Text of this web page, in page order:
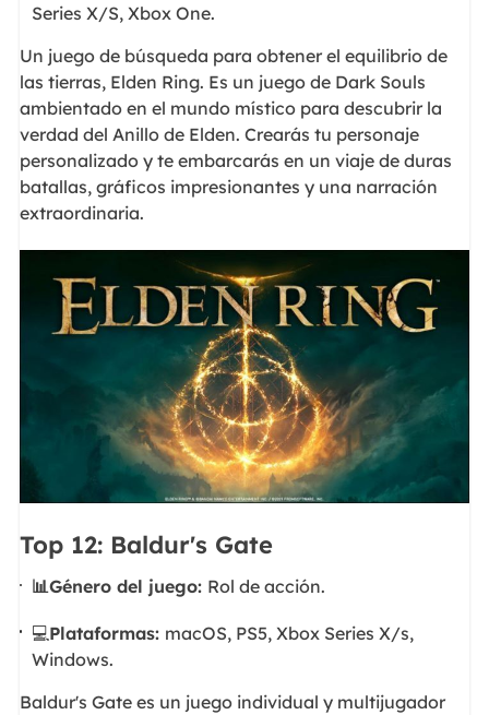
Series X/S, Xbox One.
Un juego de búsqueda para obtener el equilibrio de
las tierras, Elden Ring. Es un juego de Dark Souls
ambientado en el mundo místico para descubrir la
verdad del Anillo de Elden. Crearás tu personaje
personalizado y te embarcarás en un viaje de duras
batallas, gráficos impresionantes y una narración
extraordinaria.
Top 12: Baldur's Gate
📊Género del juego: Rol de acción.
💻Plataformas: macOS, PS5, Xbox Series X/s,
Windows.
Baldur's Gate es un juego individual y multijugador